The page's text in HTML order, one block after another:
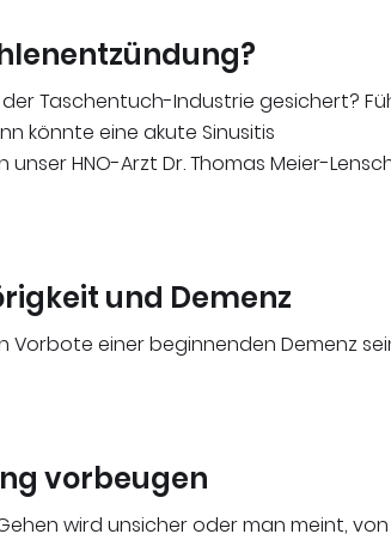
Taschentuch-Industrie gesichert?
könnte eine akute Sinusitis
HNO-Arzt Dr. Thomas Meier-
und Demenz
Vorbote einer beginnenden Demenz
vorbeugen
wird unsicher oder man meint,